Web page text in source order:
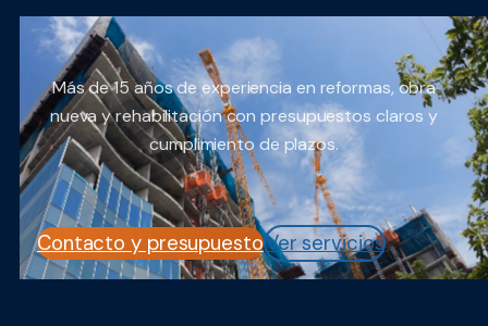
Más de 15 años de experiencia en reformas, obra
nueva y rehabilitación con presupuestos claros y
cumplimiento de plazos.
Contacto y presupuestoVer servicios